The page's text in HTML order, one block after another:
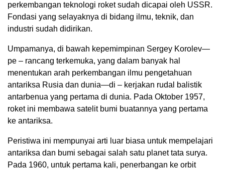
perkembangan teknologi roket sudah dicapai oleh USSR.
Fondasi yang selayaknya di bidang ilmu, teknik, dan
industri sudah didirikan.
Umpamanya, di bawah kepemimpinan Sergey Korolev—
pe – rancang terkemuka, yang dalam banyak hal
menentukan arah perkembangan ilmu pengetahuan
antariksa Rusia dan dunia—di – kerjakan rudal balistik
antarbenua yang pertama di dunia. Pada Oktober 1957,
roket ini membawa satelit bumi buatannya yang pertama
ke antariksa.
Peristiwa ini mempunyai arti luar biasa untuk mempelajari
antariksa dan bumi sebagai salah satu planet tata surya.
Pada 1960, untuk pertama kali, penerbangan ke orbit